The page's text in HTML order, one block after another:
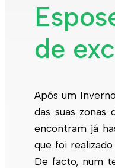
Contactos
de
Após um
das suas zonas
encontram já
que foi
De facto, num